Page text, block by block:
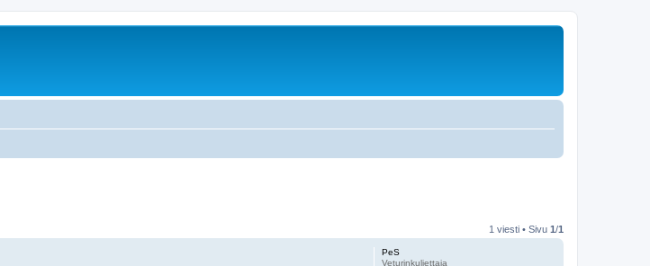
1 viesti • Sivu 1/1
PeS
Veturinkuljettaja